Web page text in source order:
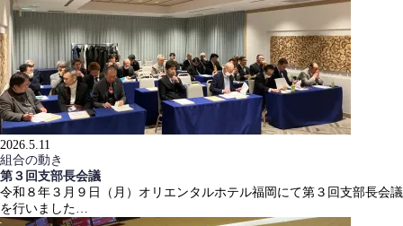
2026.5.11
組合の動き
第３回支部長会議
令和８年３月９日（月）オリエンタルホテル福岡にて第３回支部長会議
を行いました…